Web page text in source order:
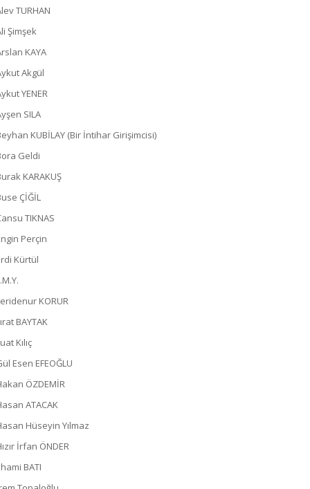
TURHAN
Şimşek
KAYA
Akgül
YENER
SILA
KUBİLAY (Bir İntihar Girişimcisi)
Geldi
KARAKUŞ
ÇİĞİL
TIKNAS
Perçin
Kürtül
KORUR
BAYTAK
Kılıç
Esen EFEOĞLU
ÖZDEMİR
ATACAK
Hüseyin Yılmaz
İrfan ÖNDER
BATI